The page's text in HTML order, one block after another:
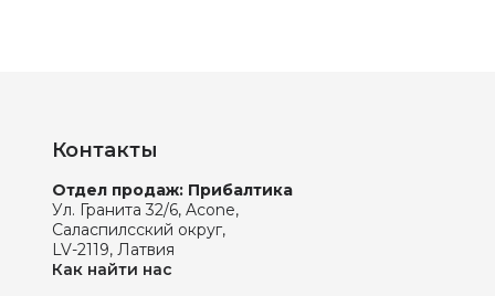
Контакты
Отдел продаж: Прибалтика
Ул. Гранита 32/6, Acone,
Саласпилсский округ,
LV-2119, Латвия
Как найти нас